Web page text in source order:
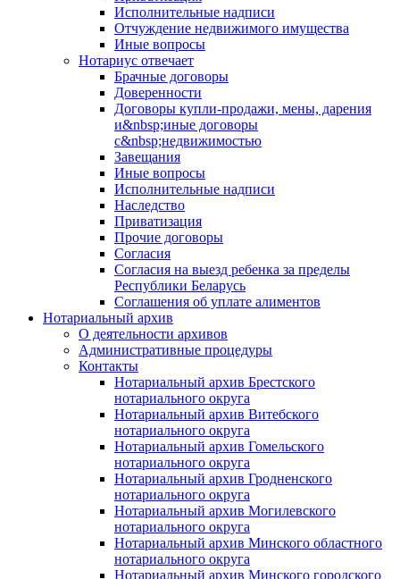
Исполнительные надписи
Отчуждение недвижимого имущества
Иные вопросы
Нотариус отвечает
Брачные договоры
Доверенности
Договоры купли-продажи, мены, дарения
и&nbsp;иные договоры
с&nbsp;недвижимостью
Завещания
Иные вопросы
Исполнительные надписи
Наследство
Приватизация
Прочие договоры
Согласия
Согласия на выезд ребенка за пределы
Республики Беларусь
Соглашения об уплате алиментов
Нотариальный архив
О деятельности архивов
Административные процедуры
Контакты
Нотариальный архив Брестского
нотариального округа
Нотариальный архив Витебского
нотариального округа
Нотариальный архив Гомельского
нотариального округа
Нотариальный архив Гродненского
нотариального округа
Нотариальный архив Могилевского
нотариального округа
Нотариальный архив Минского областного
нотариального округа
Нотариальный архив Минского городского